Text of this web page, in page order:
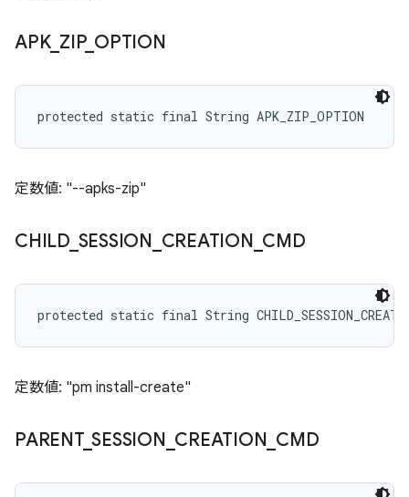
APK_ ZIP_ OPTION
protected static final String APK_ZIP_OPTION
定数値: "--apks-zip"
CHILD_ SESSION CREATION CMD
protected static final String
定数値: "pm install-create"
PARENT_SESSION CREATION CMD